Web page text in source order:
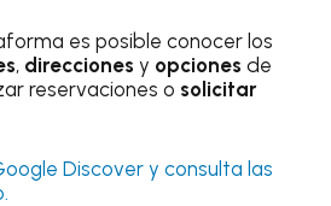
es posible conocer los
, direccionesy opcionesde
reservaciones o solicitar
Discover y consulta las